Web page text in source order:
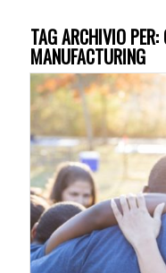
TAG ARCHIVIO PER:
MANUFACTURING